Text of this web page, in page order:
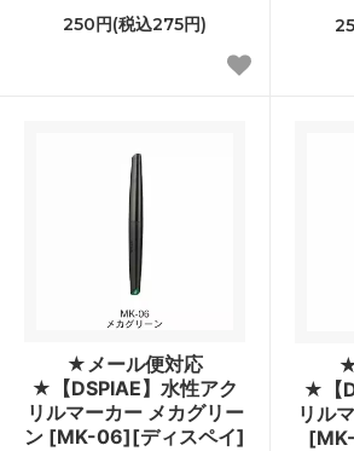
250円(税込275円)
★メール便対応
★【DSPIAE】水性アク
リルマーカー メカグリー
ン [MK-06][ディスペイ]
★【
リル